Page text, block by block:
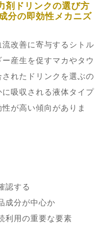
剤ドリンクの選び方
分の即効性メカニズ
改善に寄与するシトル
産生を促すマカやタウ
れたドリンクを選ぶの
吸収される液体タイプ
が高い傾向がありま
認する
成分が中心か
利用の重要な要素